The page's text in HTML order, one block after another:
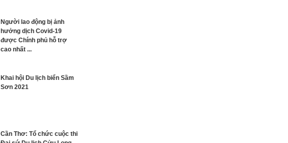
Người lao động bị ảnh
hưởng dịch Covid-19
được Chính phủ hỗ trợ
cao nhất ...
Khai hội Du lịch biển Sầm
Sơn 2021
Cần Thơ: Tổ chức cuộc thi